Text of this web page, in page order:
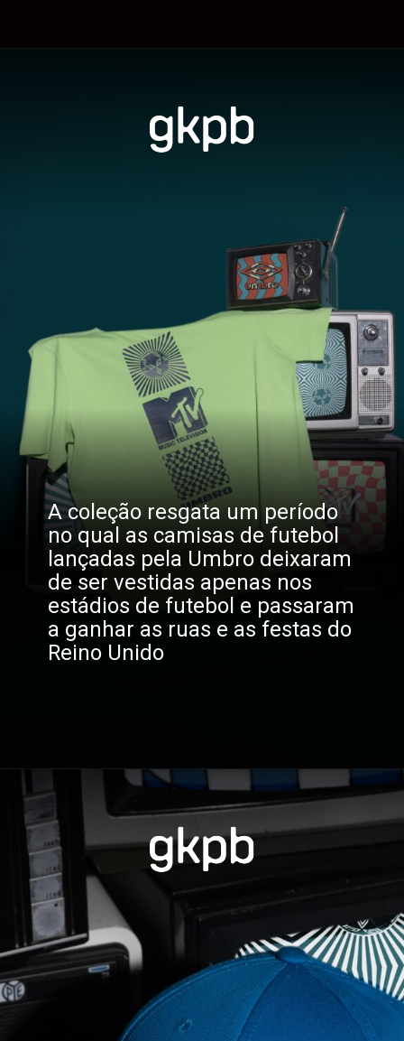
A coleção resgata um período
no qual as camisas de futebol
lançadas pela Umbro deixaram
de ser vestidas apenas nos
estádios de futebol e passaram
a ganhar as ruas e as festas do
Reino Unido